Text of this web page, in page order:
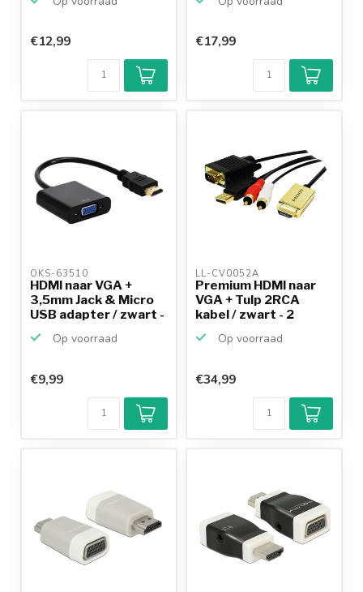
€12,99
Klantenbeoordeling
9,2/10
Achteraf
betalen mogelijk
€17,99
OKS-63510
HDMI naar VGA +
3,5mm Jack & Micro
USB adapter / zwart -
Op voorraad
€9,99
LL-CV0052A
Premium HDMI naar
VGA + Tulp 2RCA
kabel / zwart - 2
Op voorraad
€34,99